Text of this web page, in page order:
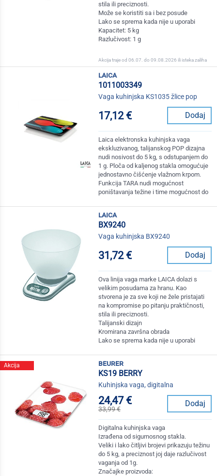
stila ili preciznosti.
Može se koristiti sa i bez posude
Lako se sprema kada nije u uporabi
Kapacitet: 5 kg
Razlučivost: 1 g
Akcija traje od 06.07. do 09.08.2026 ili isteka zaliha
laica
1011003349
Vaga kuhinjska KS1035 žlice pop
17,12 € Dodaj
Laica elektronska kuhinjska vaga
ekskluzivanog, talijanskog POP dizajna
nudi nosivost do 5 kg, s odstupanjem do
1 g. Ploča od kaljenog stakla omogućuje
jednostavno čišćenje vlažnom krpom.
Funkcija TARA nudi mogućnost
poništavanja težine i time mogućnost do
laica
BX9240
Vaga kuhinjska BX9240
31,72 € Dodaj
Ova linija vaga marke LAICA dolazi s
velikim posudama za hranu. Kao
stvorena je za sve koji ne žele pristajati
na kompromise po pitanju praktičnosti,
stila ili preciznosti.
Talijanski dizajn
Kromirana završna obrada
Lako se sprema kada nije u uporabi
Akcija
beurer
KS19 BERRY
Kuhinjska vaga, digitalna
24,47 €
33,99 €
Dodaj
Digitalna kuhinjska vaga
Izrađena od sigurnosnog stakla.
Veliki i lako čitljivi brojevi prikazuju težinu
do 5 kg, a preciznost joj daje razlučivost
vaganja od 1g.
Značajke proizvoda: